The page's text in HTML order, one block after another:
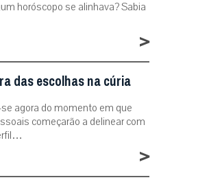
horóscopo se alinhava? Sabia
>
das escolhas na cúria
agora do momento em que
começarão a delinear com
>